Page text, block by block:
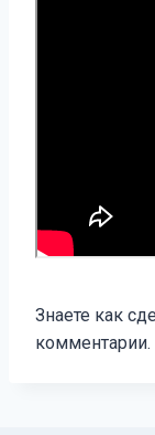
Знаете как
комментарии.